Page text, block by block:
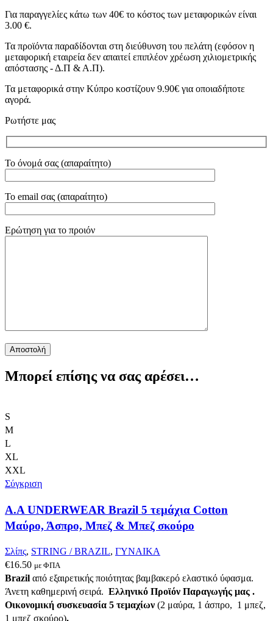
Για παραγγελίες κάτω των 40€ το κόστος των μεταφορικών είναι
3.00 €.
Τα προϊόντα παραδίδονται στη διεύθυνση του πελάτη (εφόσον η
μεταφορική εταιρεία δεν απαιτεί επιπλέον χρέωση χιλιομετρικής
απόστασης - Δ.Π & Α.Π).
Τα μεταφορικά στην Κύπρο κοστίζουν 9.90€ για οποιαδήποτε
αγορά.
Ρωτήστε μας
Το όνομά σας (απαραίτητο)
Το email σας (απαραίτητο)
Ερώτηση για το προιόν
Μπορεί επίσης να σας αρέσει…
S
M
L
XL
XXL
Σύγκριση
Α.A UNDERWEAR Brazil 5 τεμάχια Cotton
Μαύρο, Άσπρο, Μπεζ & Μπεζ σκούρο
Σλίπς, STRING / BRAZIL, ΓΥΝΑΙΚΑ
€16.50 με ΦΠΑ
Brazil από εξαιρετικής ποιότητας βαμβακερό ελαστικό ύφασμα.
Άνετη καθημερινή σειρά. Ελληνικό Προϊόν Παραγωγής μας .
Οικονομική συσκευασία 5 τεμαχίων (2 μαύρα, 1 άσπρο, 1 μπεζ,
1 μπεζ σκούρο).